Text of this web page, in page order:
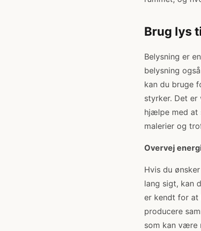
Brug lys
Belysning er
belysning
kan du bruge
styrker. Det
hjælpe med at
malerier og
Overvej
Hvis du
lang sigt, kan
er kendt for at
producere
som kan være